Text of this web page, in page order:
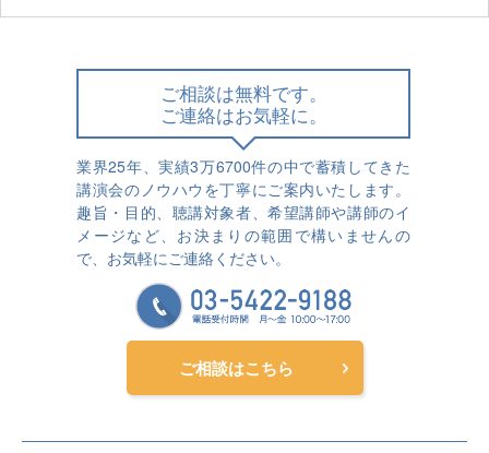
ご相談は無料です。
ご連絡はお気軽に。
業界25年、実績3万6700件の中で蓄積してきた
講演会のノウハウを丁寧にご案内いたします。
趣旨・目的、聴講対象者、希望講師や講師のイ
メージなど、お決まりの範囲で構いませんの
で、お気軽にご連絡ください。
ご相談はこちら